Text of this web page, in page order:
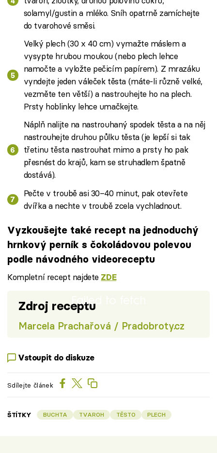
solamyl/gustin a mléko. Sníh opatrně zamíchejte
do tvarohové směsi.
Velký plech (30 x 40 cm) vymažte máslem a
vysypte hrubou moukou (nebo plech lehce
namočte a vyložte pečicím papírem). Z mrazáku
vyndejte jeden váleček těsta (máte-li různě velké,
vezměte ten větší) a nastrouhejte ho na plech.
Prsty hoblinky lehce umačkejte.
Náplň nalijte na nastrouhaný spodek těsta a na něj
nastrouhejte druhou půlku těsta (je lepší si tak
třetinu těsta nastrouhat mimo a prsty ho pak
přesnést do krajů, kam se struhadlem špatně
dostává).
Pečte v troubě asi 30–40 minut, pak otevřete
dvířka a nechte v troubě zcela vychladnout.
Vyzkoušejte také recept na jednoduchý
hrnkový perník s čokoládovou polevou
podle návodného videoreceptu
Kompletní recept najdete ZDE
Failed to fetch
Zdroj receptu
Marcela Prachařová / Pradobroty.cz
Vstoupit do diskuze
Sdílejte článek
ŠTÍTKY BUCHTA TVAROH TĚSTO PLECH